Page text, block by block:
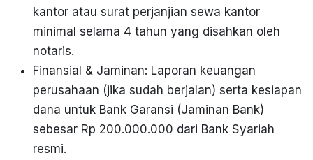
kantor atau surat perjanjian sewa kantor
minimal selama 4 tahun yang disahkan oleh
notaris.
Finansial & Jaminan: Laporan keuangan
perusahaan (jika sudah berjalan) serta kesiapan
dana untuk Bank Garansi (Jaminan Bank)
sebesar Rp 200.000.000 dari Bank Syariah
resmi.